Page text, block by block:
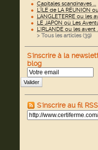
Capitales scandinaves ...
L'ÎLE de LA RÉUNION
L'ANGLETERRE ou les
LE JAPON où Les
L'IRLANDE ou les avent
> Tous les articles (39)
S'inscrire à la
blog
Valider
S'inscrire au fil RSS